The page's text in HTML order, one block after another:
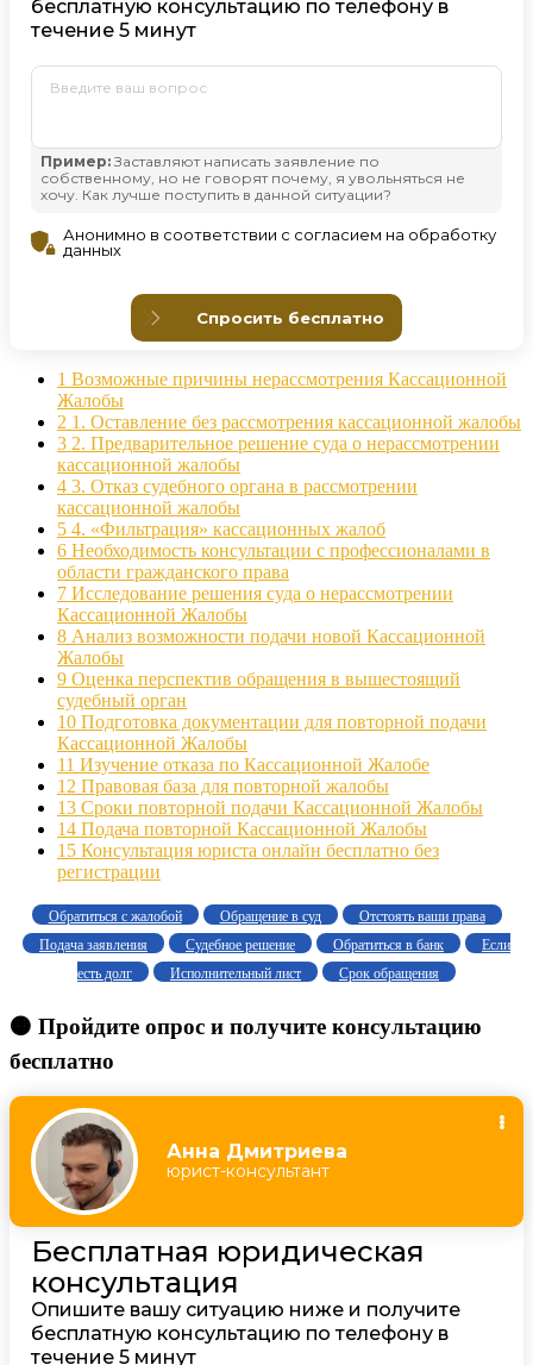
1 Возможные причины нерассмотрения Кассационной
Жалобы
2 1. Оставление без рассмотрения кассационной жалобы
3 2. Предварительное решение суда о нерассмотрении
кассационной жалобы
4 3. Отказ судебного органа в рассмотрении
кассационной жалобы
5 4. «Фильтрация» кассационных жалоб
6 Необходимость консультации с профессионалами в
области гражданского права
7 Исследование решения суда о нерассмотрении
Кассационной Жалобы
8 Анализ возможности подачи новой Кассационной
Жалобы
9 Оценка перспектив обращения в вышестоящий
судебный орган
10 Подготовка документации для повторной подачи
Кассационной Жалобы
11 Изучение отказа по Кассационной Жалобе
12 Правовая база для повторной жалобы
13 Сроки повторной подачи Кассационной Жалобы
14 Подача повторной Кассационной Жалобы
15 Консультация юриста онлайн бесплатно без
регистрации
Обратиться с жалобой Обращение в суд
Отстоять ваши права
Подача заявления
Судебное решение Обратиться в банк
Если
есть долг
Исполнительный лист Срок обращения
🟠 Пройдите опрос и получите консультацию
бесплатно